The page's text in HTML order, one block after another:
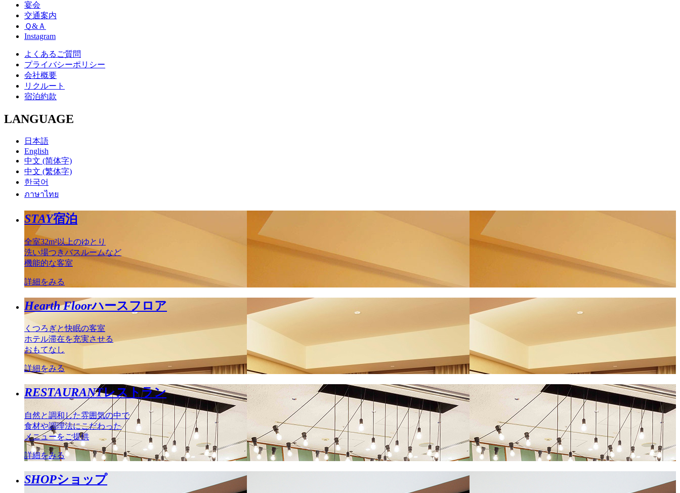
宴会
交通案内
Ｑ&Ａ
Instagram
よくあるご質問
プライバシーポリシー
会社概要
リクルート
宿泊約款
LANGUAGE
日本語
English
中文 (简体字)
中文 (繁体字)
한국어
ภาษาไทย
STAY宿泊
全室32m²以上のゆとり
洗い場つきバスルームなど
機能的な客室
詳細をみる
Hearth Floorハースフロア
くつろぎと快眠の客室
ホテル滞在を充実させる
おもてなし
詳細をみる
RESTAURANTレストラン
自然と調和した雰囲気の中で
食材や調理法にこだわった
メニューをご提供
詳細をみる
SHOPショップ